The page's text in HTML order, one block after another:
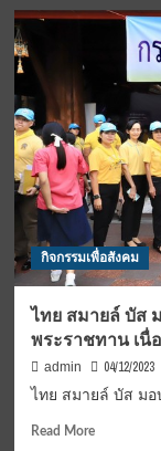
ฉะเชิงเทรา-
บลู
เทค
ซิตี้
จับ
มือ
คณะ
สถาปัตยกร
ศิลปะ
และ
ออกแบบ
สถาบัน
เทคโนโลยี
พระจอมเกล้า
คุณ
กิจกรรมเพื่อสังคม
ไทย สมายล์ บัส
พระราชทาน เนื่
admin 04/12/2023
ไทย สมายล์ บัส มอ
Read MoreRead